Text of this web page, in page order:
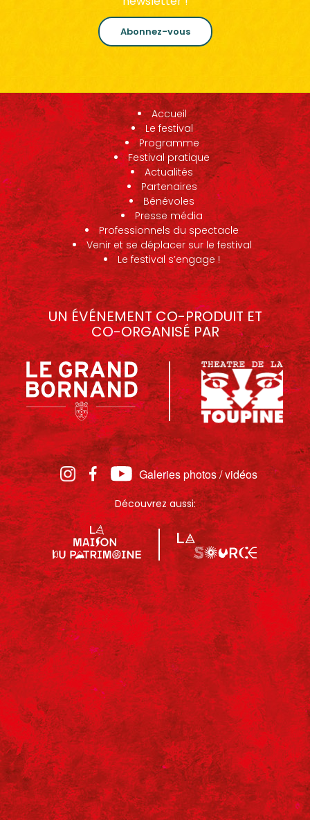
Abonnez-vous
Accueil
Le festival
Programme
Festival pratique
Actualités
Partenaires
Bénévoles
Presse média
Professionnels du spectacle
Venir et se déplacer sur le festival
Le festival s’engage !
UN ÉVÉNEMENT CO-PRODUIT ET
CO-ORGANISÉ PAR
Galeries photos / vidéos
Découvrez aussi: